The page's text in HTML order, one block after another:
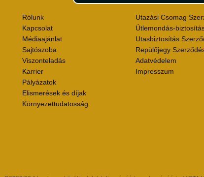
Rólunk
Kapcsolat
Médiaajánlat
Sajtószoba
Viszonteladás
Karrier
Pályázatok
Elismerések és díjak
Környezettudatosság
Utazási Csomag
Útlemondás-
Utasbiztosítás
Repülőjegy
Adatvédelem
Impresszum